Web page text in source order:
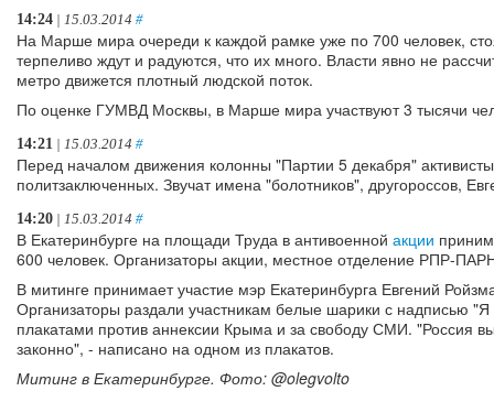
14:24 | 15.03.2014 #
На Марше мира очереди к каждой рамке уже по 700 человек,
терпеливо ждут и радуются, что их много. Власти явно не
метро движется плотный людской поток.
По оценке ГУМВД Москвы, в Марше мира участвуют 3 тысячи
14:21 | 15.03.2014 #
Перед началом движения колонны "Партии 5 декабря"
политзаключенных. Звучат имена "болотников", другороссов,
14:20 | 15.03.2014 #
В Екатеринбурге на площади Труда в антивоенной акции
600 человек. Организаторы акции, местное отделение РПР-
В митинге принимает участие мэр Екатеринбурга Евгений
Организаторы раздали участникам белые шарики с надписью
плакатами против аннексии Крыма и за свободу СМИ. "Россия
законно", - написано на одном из плакатов.
Митинг в Екатеринбурге. Фото: @olegvolto